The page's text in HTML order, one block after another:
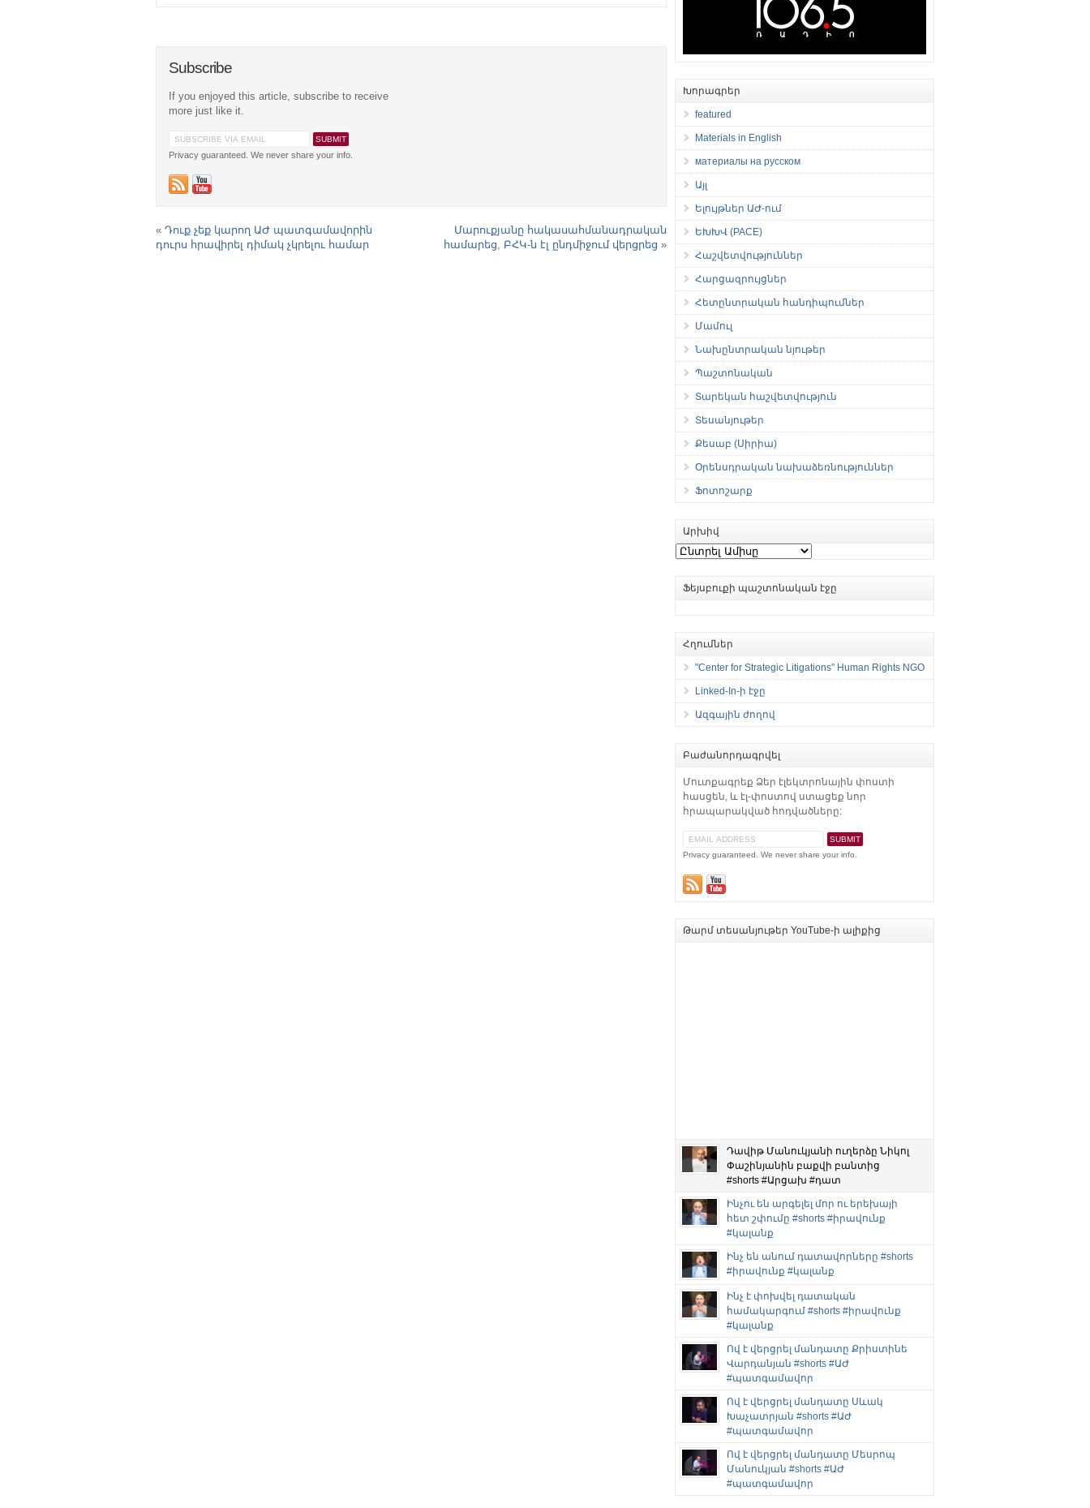
Subscribe
If you enjoyed this article, subscribe to receive
more just like it.
Privacy guaranteed. We never share your info.
« Դուք չեք կարող ԱԺ պատգամավորին
դուրս հրավիրել դիմակ չկրելու համար
Մարուքյանը հակասահմանադրական
համարեց, ԲՀԿ-ն էլ ընդմիջում վերցրեց »
Խորագրեր
featured
Materials in English
материалы на русском
Այլ
Ելույթներ ԱԺ-ում
ԵԽԽՎ (PACE)
Հաշվետվություններ
Հարցազրույցներ
Հետընտրական հանդիպումներ
Մամուլ
Նախընտրական նյութեր
Պաշտոնական
Տարեկան հաշվետվություն
Տեսանյութեր
Քեսաբ (Սիրիա)
Օրենսդրական նախաձեռնություններ
Ֆոտոշարք
Արխիվ
Արխիվ
Ֆեյսբուքի պաշտոնական էջը
Հղումներ
"Center for Strategic Litigations" Human Rights NGO
Linked-In-ի էջը
Ազգային ժողով
Բաժանորդագրվել
Մուտքագրեք Ձեր էլեկտրոնային փոստի
հասցեն, և էլ-փոստով ստացեք նոր
հրապարակված հոդվածները:
Privacy guaranteed. We never share your info.
Թարմ տեսանյութեր YouTube-ի ալիքից
Դավիթ Մանուկյանի ուղերձը Նիկոլ
Փաշինյանին բաքվի բանտից
#shorts #Արցախ #դատ
Ինչու են արգելել մոր ու երեխայի
հետ շփումը #shorts #իրավունք
#կալանք
Ինչ են անում դատավորները #shorts
#իրավունք #կալանք
Ինչ է փոխվել դատական
համակարգում #shorts #իրավունք
#կալանք
Ով է վերցրել մանդատը Քրիստինե
Վարդանյան #shorts #ԱԺ
#պատգամավոր
Ով է վերցրել մանդատը Սևակ
Խաչատրյան #shorts #ԱԺ
#պատգամավոր
Ով է վերցրել մանդատը Մեսրոպ
Մանուկյան #shorts #ԱԺ
#պատգամավոր